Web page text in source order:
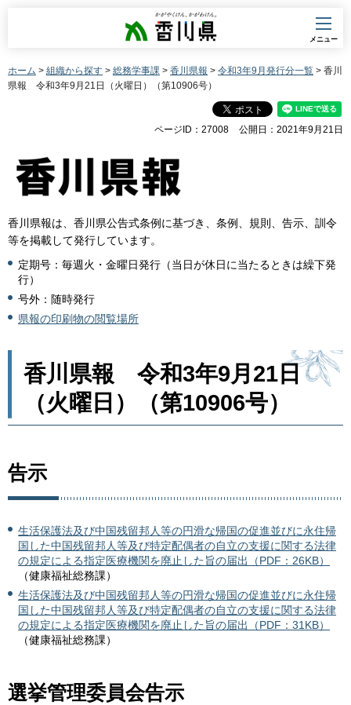
香川県
メニュー
ホーム > 組織から探す > 総務学事課 > 香川県報 > 令和3年9月発行分一覧 > 香川
県報 令和3年9月21日（火曜日）（第10906号）
ページID：27008 公開日：2021年9月21日
香川県報は、香川県公告式条例に基づき、条例、規則、告示、訓令
等を掲載して発行しています。
定期号：毎週火・金曜日発行（当日が休日に当たるときは繰下発
行）
号外：随時発行
県報の印刷物の閲覧場所
香川県報 令和3年9月21日
（火曜日）（第10906号）
告示
生活保護法及び中国残留邦人等の円滑な帰国の促進並びに永住帰
国した中国残留邦人等及び特定配偶者の自立の支援に関する法律
の規定による指定医療機関を廃止した旨の届出（PDF：26KB）
（健康福祉総務課）
生活保護法及び中国残留邦人等の円滑な帰国の促進並びに永住帰
国した中国残留邦人等及び特定配偶者の自立の支援に関する法律
の規定による指定医療機関を廃止した旨の届出（PDF：31KB）
（健康福祉総務課）
選挙管理委員会告示